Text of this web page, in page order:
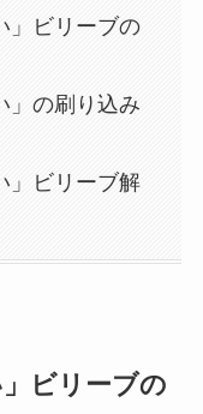
」ビリーブの
」の刷り込み
」ビリーブ解
ビリーブの